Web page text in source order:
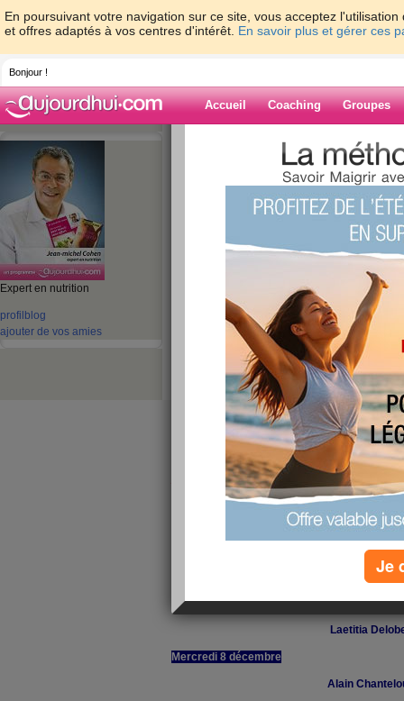
En poursuivant votre navigation sur ce site, vous acceptez
et offres adaptés à vos centres d'intérêt. En savoir plus et gérer ces
Bonjour !
Accueil Coaching Groupes
Expert en nutrition
profil blog
ajouter de vos amies
> jeanmichelcohen
coaching... Désirez-vous aussi gagner ?
Blog de
Elles ont gagné
coaching...
gagner ?
publié le 13/12/2010 à 10:52
Cela fait une semaine que je viens de lancer
. Et je suis très heureux d'avoir
Maigrir d'un an.
Voici le nom des heureux gagnants :
Candy
Mardi 7 décembre
Laetitia
Mercredi 8 décembre
Alain
Je